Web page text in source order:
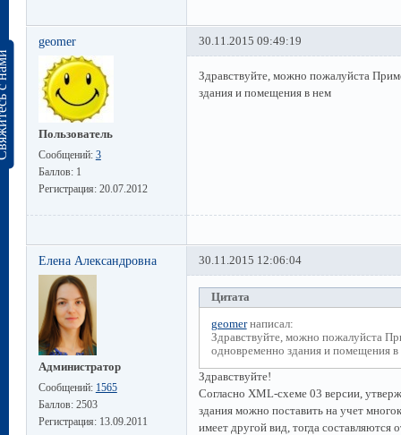
нами
geomer
Пользователь
Сообщений: 3
Баллов: 1
Регистрация: 20.07.2012
30.11.2015 09:49:19
Здравствуйте, можно пожалуйста
здания и помещения в нем
Елена Александровна
Администратор
Сообщений: 1565
Баллов: 2503
Регистрация: 13.09.2011
30.11.2015 12:06:04
Цитата
geomerнаписал:
Здравствуйте, можно пожалуйста
одновременно здания и помещения в
Здравствуйте!
Согласно XML-схеме 03 версии,
здания можно поставить на учет
имеет другой вид, тогда составляются